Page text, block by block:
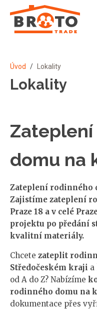
Úvod / Lokality
Lokality
domu na
Zateplení rodinného
Zajistíme zateplení
Praze 18 a v celé
projektu po předání
kvalitní materiály.
Chcete zateplit
Středočeském kraji a
od A do Z? Nabízíme
rodinného domu na
dokumentace přes